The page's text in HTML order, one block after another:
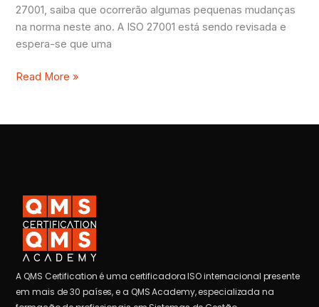
27001, saiba que ocorrerão algumas pequenas mudanças
na norma neste ano. A ISO 27001 está sendo revisada e
espera-se que uma
Read More »
A QMS Certification é uma certificadora ISO internacional presente
em mais de 30 países, e a QMS Academy, especializada na